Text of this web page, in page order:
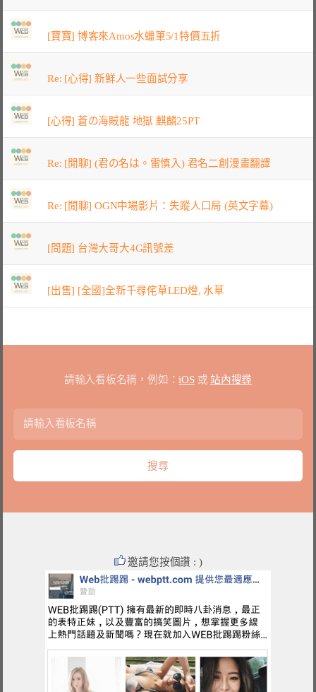
[寶寶] 博客來Amos水蠟筆5/1特價五折
Re: [心得] 新鮮人一些面試分享
[心得] 蒼の海賊龍 地獄 麒麟25PT
Re: [閒聊] (君の名は。雷慎入) 君名二創漫畫翻譯
Re: [閒聊] OGN中場影片：失蹤人口局 (英文字幕)
[問題] 台灣大哥大4G訊號差
[出售] [全國]全新千尋侘草LED燈, 水草
請輸入看板名稱，例如： iOS或 站內搜尋
邀請您按個讚 : )